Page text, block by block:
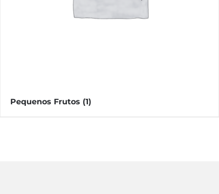
Pequenos Frutos (1)